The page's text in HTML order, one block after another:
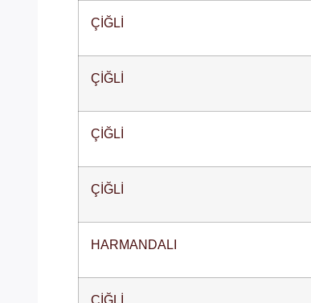
ÇİĞLİ
ÇİĞLİ
ÇİĞLİ
ÇİĞLİ
HARMANDALI
ÇİĞLİ